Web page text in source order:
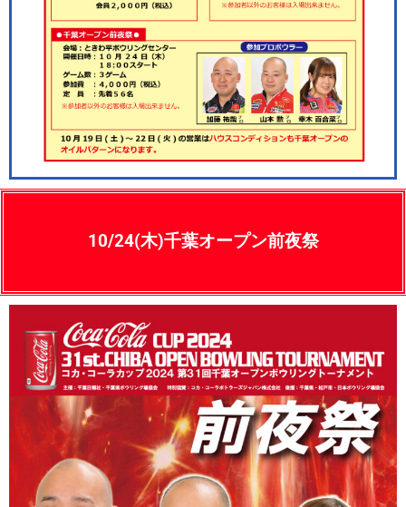
10/24(木)千葉オープン前夜祭